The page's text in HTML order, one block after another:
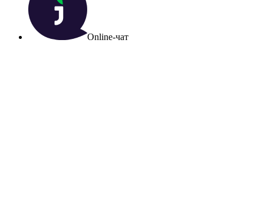
Online-чат